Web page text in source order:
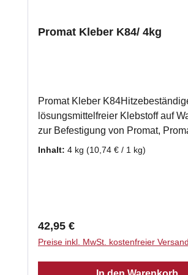
Promat Kleber K84/ 4kg
Promat Kleber
lösungsmittelfreier Klebstoff auf
zur Befestigung von Promat,
und Wärmedämmplatten. Auch zur
Abbindezeit: 8 h Laut Herstellerempfehlung
benötigen Sie ca. 2kg
Promasilplatte.
Inhalt: 4 kg (10,74 € / 1 kg)
Regulärer Preis:
42,95 €
Preise inkl. MwSt. kostenfreier Versand